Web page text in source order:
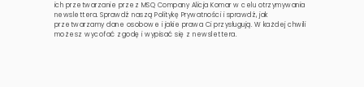
ich przetwarzanie przez MSQ Company Alicja Komar w celu otrzymywania
newslettera. Sprawdź naszą Politykę Prywatnościi sprawdź, jak
przetwarzamy dane osobowe i jakie prawa Ci przysługują. W każdej chwili
możesz wycofać zgodę i wypisać się z newslettera.